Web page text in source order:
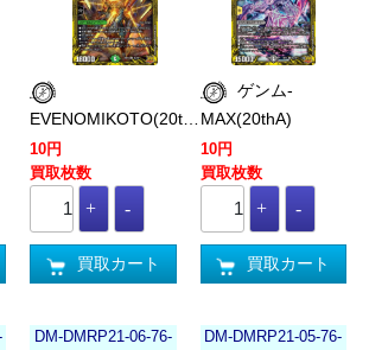
EVENOMIKOTO(20t…
10円
買取枚数
買取カート
MAX(20thA)
10円
買取枚数
買取カート
DM-DMRP21-06-76-
DM-DMRP21-05-76-